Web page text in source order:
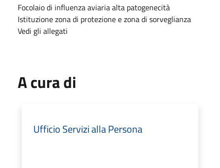
Focolaio di influenza aviaria alta patogenecità
Istituzione zona di protezione e zona di sorveglianza
Vedi gli allegati
A cura di
Ufficio Servizi alla Persona